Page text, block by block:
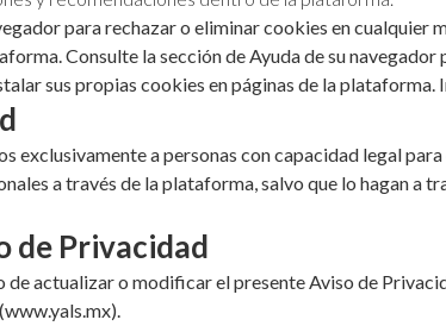
para rechazar o eliminar cookies en
Consulte la sección de Ayuda de su
sus propias cookies en páginas de la
exclusivamente a personas con capacidad legal
a través de la plataforma, salvo que lo hagan a
de Privacidad
actualizar o modificar el presente Aviso de